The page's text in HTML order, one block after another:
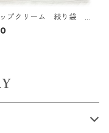
プクリーム 絞り袋 5
デコパーツ 貼り付
ツ【DP-CM-007】